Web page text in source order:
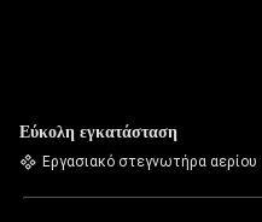
Εύκολη εγκατάσταση
Εργασιακό στεγνωτήρα αερίου